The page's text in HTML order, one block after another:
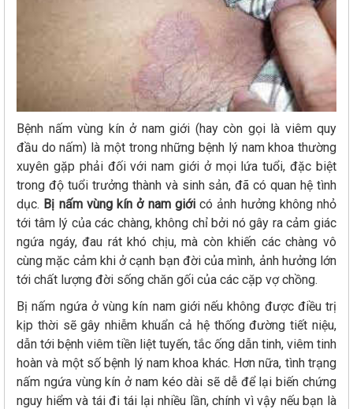
Bệnh nấm vùng kín ở nam giới (hay còn gọi là viêm quy
đầu do nấm) là một trong những bệnh lý nam khoa thường
xuyên gặp phải đối với nam giới ở mọi lứa tuổi, đặc biệt
trong độ tuổi trưởng thành và sinh sản, đã có quan hệ tình
dục. Bị nấm vùng kín ở nam giớicó ảnh hưởng không nhỏ
tới tâm lý của các chàng, không chỉ bởi nó gây ra cảm giác
ngứa ngáy, đau rát khó chịu, mà còn khiến các chàng vô
cùng mặc cảm khi ở cạnh bạn đời của mình, ảnh hưởng lớn
tới chất lượng đời sống chăn gối của các cặp vợ chồng.
Bị nấm ngứa ở vùng kín nam giới nếu không được điều trị
kịp thời sẽ gây nhiễm khuẩn cả hệ thống đường tiết niệu,
dẫn tới bệnh viêm tiền liệt tuyến, tắc ống dẫn tinh, viêm tinh
hoàn và một số bệnh lý nam khoa khác. Hơn nữa, tình trạng
nấm ngứa vùng kín ở nam kéo dài sẽ dễ để lại biến chứng
nguy hiểm và tái đi tái lại nhiều lần, chính vì vậy nếu bạn là